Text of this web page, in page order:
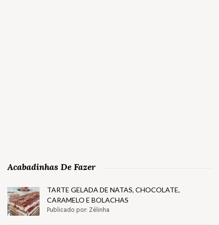
Acabadinhas De Fazer
TARTE GELADA DE NATAS, CHOCOLATE,
CARAMELO E BOLACHAS
Publicado por: Zélinha